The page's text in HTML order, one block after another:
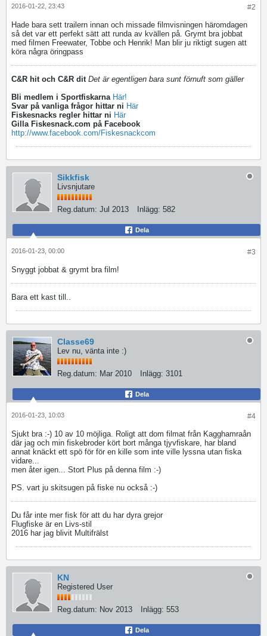
#2
2016-01-22, 23:43
Hade bara sett trailern innan och missade filmvisningen häromdagen
så det var ett perfekt sätt att runda av kvällen på. Grymt bra jobbat
med filmen Freewater, Tobbe och Henrik! Man blir ju riktigt sugen att
köra några öringpass
C&R hit och C&R dit Det är egentligen bara sunt förnuft som gäller
Bli medlem i Sportfiskarna Här!
Svar på vanliga frågor hittar ni Här
Fiskesnacks regler hittar ni Här
Gilla Fiskesnack.com på Facebook
http://www.facebook.com/Fiskesnackcom
Sikkfisk
Livsnjutare
Reg.datum: Jul 2013 Inlägg: 582
Dela
#3
2016-01-23, 00:00
Snyggt jobbat & grymt bra film!
Bara ett kast till..
Classe69
Lev nu, vänta inte :)
Reg.datum: Mar 2010 Inlägg: 3101
Dela
#4
2016-01-23, 10:03
Sjukt bra :-) 10 av 10 möjliga. Roligt att dom filmat från Kagghamraån
där jag och min fiskebroder kört bort många tjyvfiskare, har bland
annat knäckt ett spö för för en kille som inte ville lyssna utan fiska
vidare...
men åter igen... Stort Plus på denna film :-)
PS. vart ju skitsugen på fiske nu också :-)
Du får inte mer fisk för att du har dyra grejor
Flugfiske är en Livs-stil
2016 har jag blivit Multifrälst
KN
Registered User
Reg.datum: Nov 2013 Inlägg: 553
Dela